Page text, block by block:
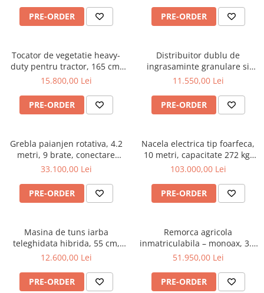
Masini de sapat santuri
Retroexcavatoare
Utilaje sapat si prasit
Afanatoare
Piese de schimb
Piese schimb Dumpere si Roabe
Piese schimb miniexcavatoare
Piese schimb Tocatoare Vegetatie
Cosire si tocare vegetatie
Tocatoare de vegetatie
Tocatoare de vegetatie cu brat
Tocatoare de vegetatie teleghidate
Graecus ATK155-H
PRE-ORDER PRE-ORDER
Tocator de vegetatie heavy-
duty pentru tractor, 165 cm,
conectare cardan tractor,
15.800,00 Lei
PRE-ORDER
Distribuitor dublu de
ingrasaminte granulare si
material antiderapant, sistem
tractor, 2L1500H
11.550,00 Lei
PRE-ORDER
Grebla paianjen rotativa, 4.2
metri, 9 brate, conectare
cardan tractor, Zeppelin 042Z
33.100,00 Lei
PRE-ORDER
Nacela electrica tip foarfeca,
10 metri, capacitate 272 kg,
Magni ES1008AC+
103.000,00 Lei
PRE-ORDER
Masina de tuns iarba
teleghidata hibrida, 55 cm,
motor Loncin 9 cp - RSC55
12.600,00 Lei
PRE-ORDER
Remorca agricola
inmatriculabila – monoax, 3.5
tone, basculabilă pe 3 părți,
51.950,00 Lei
PRE-ORDER